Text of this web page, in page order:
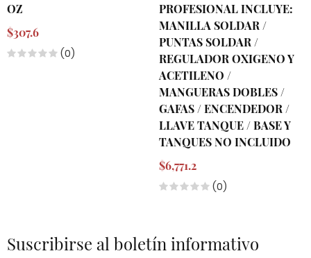
OZ
$307.6
(0)
PROFESIONAL INCLUYE:
MANILLA SOLDAR /
PUNTAS SOLDAR /
REGULADOR OXIGENO Y
ACETILENO /
MANGUERAS DOBLES /
GAFAS / ENCENDEDOR /
LLAVE TANQUE / BASE Y
TANQUES NO INCLUIDO
$6,771.2
(0)
Suscribirse al boletín informativo